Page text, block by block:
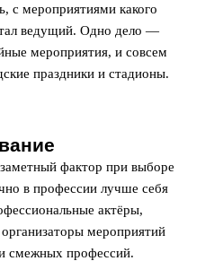
с мероприятиями какого
ведущий. Одно дело —
мероприятия, и совсем
праздники и стадионы.
фактор при выборе
в профессии лучше себя
актёры,
мероприятий
смежных профессий.